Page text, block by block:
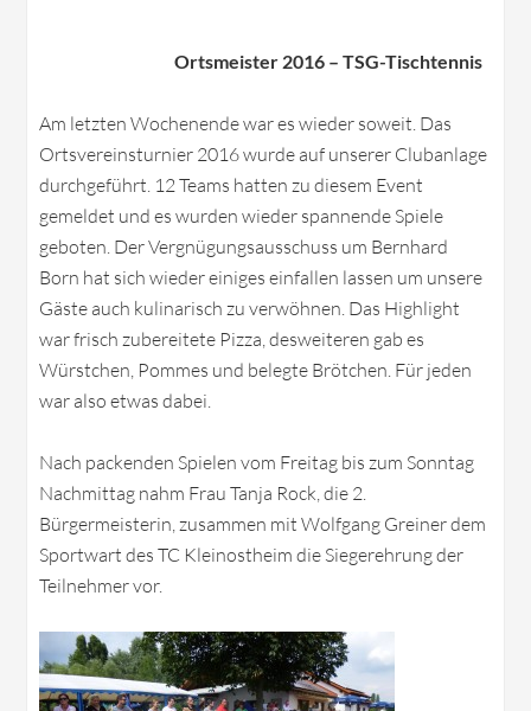
Ortsmeister 2016 – TSG-Tischtennis
Am letzten Wochenende war es wieder soweit. Das
Ortsvereinsturnier 2016 wurde auf unserer Clubanlage
durchgeführt. 12 Teams hatten zu diesem Event
gemeldet und es wurden wieder spannende Spiele
geboten. Der Vergnügungsausschuss um Bernhard
Born hat sich wieder einiges einfallen lassen um unsere
Gäste auch kulinarisch zu verwöhnen. Das Highlight
war frisch zubereitete Pizza, desweiteren gab es
Würstchen, Pommes und belegte Brötchen. Für jeden
war also etwas dabei.
Nach packenden Spielen vom Freitag bis zum Sonntag
Nachmittag nahm Frau Tanja Rock, die 2.
Bürgermeisterin, zusammen mit Wolfgang Greiner dem
Sportwart des TC Kleinostheim die Siegerehrung der
Teilnehmer vor.